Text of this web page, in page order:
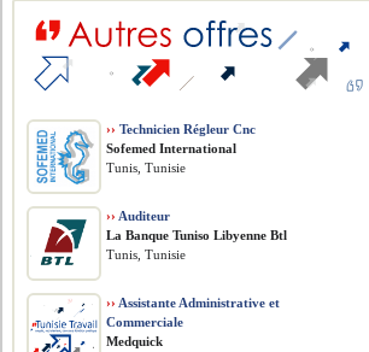
›› Technicien Régleur Cnc
Sofemed International
Tunis, Tunisie
›› Auditeur
La Banque Tuniso Libyenne Btl
Tunis, Tunisie
›› Assistante Administrative et
Commerciale
Medquick